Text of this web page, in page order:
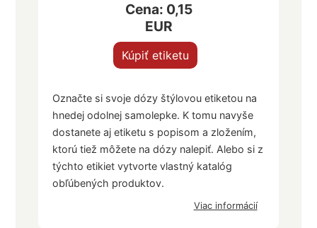
Cena: 0,15
EUR
Kúpiť etiketu
Označte si svoje dózy štýlovou etiketou na
hnedej odolnej samolepke. K tomu navyše
dostanete aj etiketu s popisom a zložením,
ktorú tiež môžete na dózy nalepiť. Alebo si z
týchto etikiet vytvorte vlastný katalóg
obľúbených produktov.
Viac informácií